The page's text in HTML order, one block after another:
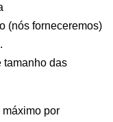
(nós forneceremos)
tamanho das
máximo por